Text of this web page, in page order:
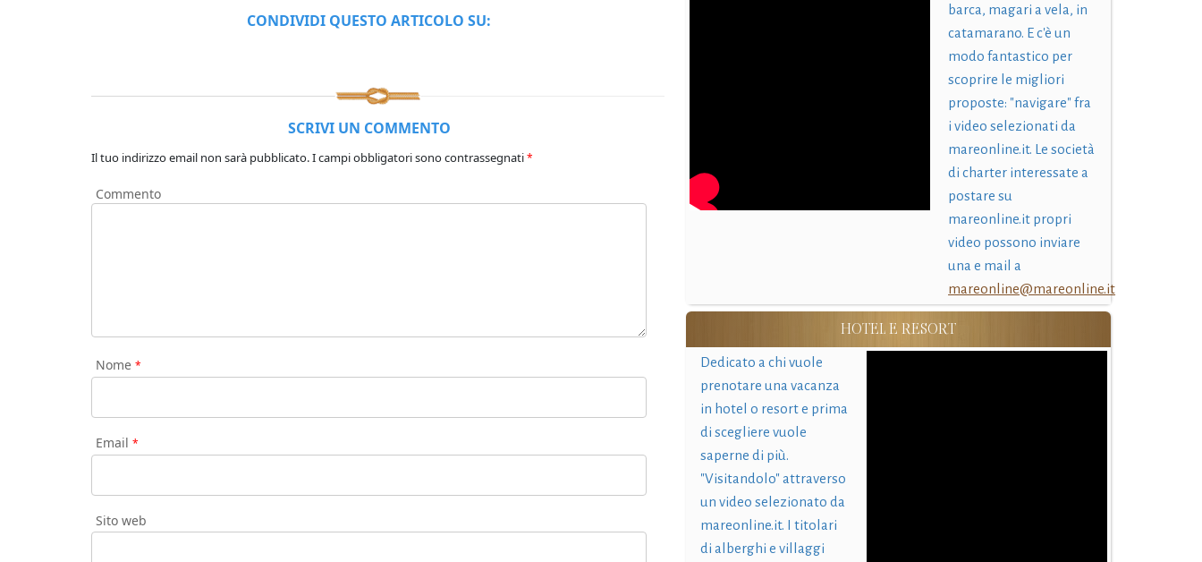
CONDIVIDI QUESTO ARTICOLO SU:
SCRIVI UN COMMENTO
Il tuo indirizzo email non sarà pubblicato.I campi obbligatori sono contrassegnati*
Commento
Nome *
Email *
Sito web
barca, magari a vela, in
catamarano. E c'è un
modo fantastico per
scoprire le migliori
proposte: "navigare" fra
i video selezionati da
mareonline.it. Le società
di charter interessate a
postare su
mareonline.it propri
video possono inviare
una e mail a
mareonline@mareonline.it
HOTEL E RESORT
Dedicato a chi vuole
prenotare una vacanza
in hotel o resort e prima
di scegliere vuole
saperne di più.
"Visitandolo" attraverso
un video selezionato da
mareonline.it. I titolari
di alberghi e villaggi